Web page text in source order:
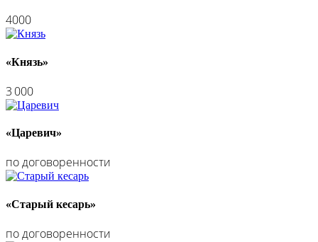
4000
«Князь»
3 000
«Царевич»
по договоренности
«Старый кесарь»
по договоренности